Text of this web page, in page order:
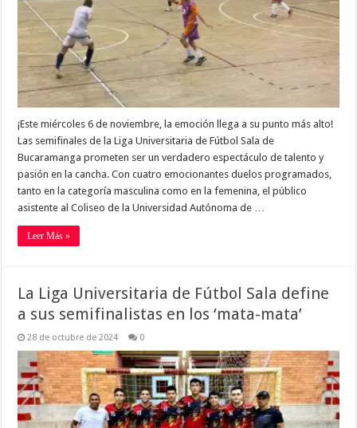
¡Este miércoles 6 de noviembre, la emoción llega a su punto más alto!
Las semifinales de la Liga Universitaria de Fútbol Sala de
Bucaramanga prometen ser un verdadero espectáculo de talento y
pasión en la cancha. Con cuatro emocionantes duelos programados,
tanto en la categoría masculina como en la femenina, el público
asistente al Coliseo de la Universidad Autónoma de …
Leer Más »
La Liga Universitaria de Fútbol Sala define
a sus semifinalistas en los ‘mata-mata’
28 de octubre de 2024 0